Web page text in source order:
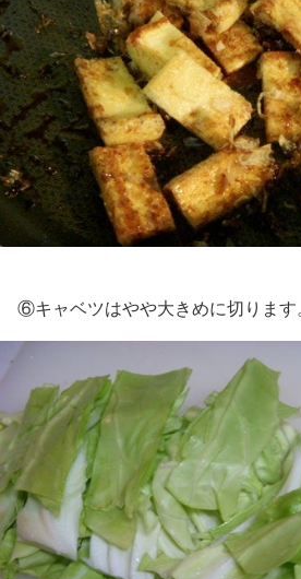
⑥キャベツはやや大きめに切ります